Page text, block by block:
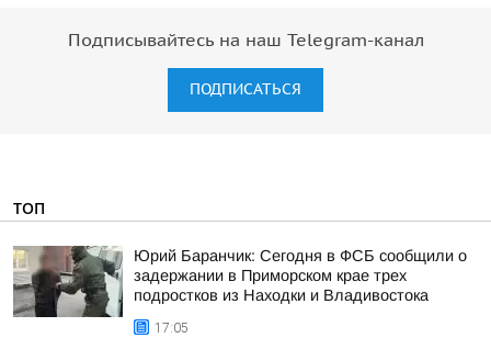
Подписывайтесь на наш Telegram-канал
ПОДПИСАТЬСЯ
ТОП
Юрий Баранчик: Сегодня в ФСБ сообщили о
задержании в Приморском крае трех
подростков из Находки и Владивостока
17:05